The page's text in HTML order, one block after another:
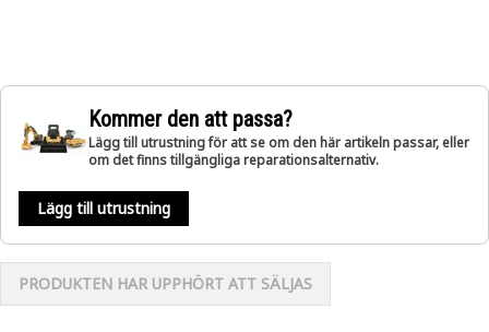
Kommer den att passa?
Lägg till utrustning för att se om den här artikeln passar, eller
om det finns tillgängliga reparationsalternativ.
Lägg till utrustning
PRODUKTEN HAR UPPHÖRT ATT SÄLJAS